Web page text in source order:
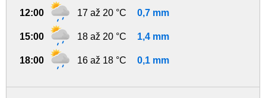
12:00 17 až 20 °C 0,7 mm
15:00 18 až 20 °C 1,4 mm
18:00 16 až 18 °C 0,1 mm